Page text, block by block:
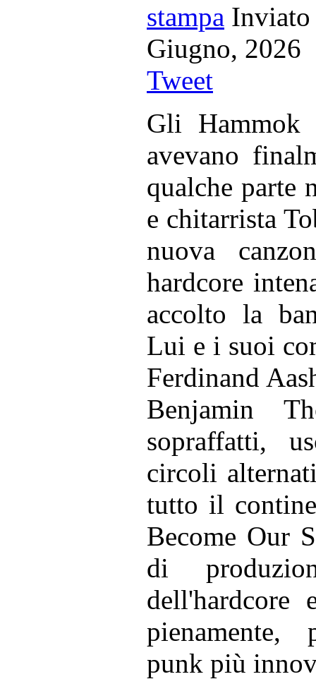
Giugno,
Tweet
Gli Hammok
avevano
qualche parte
e chitarrista
nuova
hardcore inte
accolto la
Lui e i suoi
Ferdinand
Benjamin
sopraffatti,
circoli
tutto il
Become Our
di
dell'hardcore
pienamente,
punk più